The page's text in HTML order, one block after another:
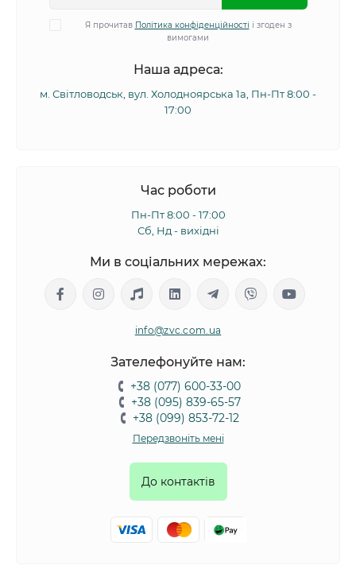
Я прочитав Політика конфіденційності і згоден з
вимогами
Наша адреса:
м. Світловодськ, вул. Холодноярська 1а, Пн-Пт 8:00 -
17:00
Час роботи
Пн-Пт 8:00 - 17:00
Сб, Нд - вихідні
Ми в соціальних мережах:
info@zvc.com.ua
Зателефонуйте нам:
+38 (077) 600-33-00
+38 (095) 839-65-57
+38 (099) 853-72-12
Передзвоніть мені
До контактів